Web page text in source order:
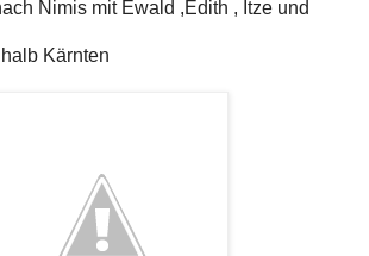
Nimis mit Ewald ,Edith , Itze und
Kärnten